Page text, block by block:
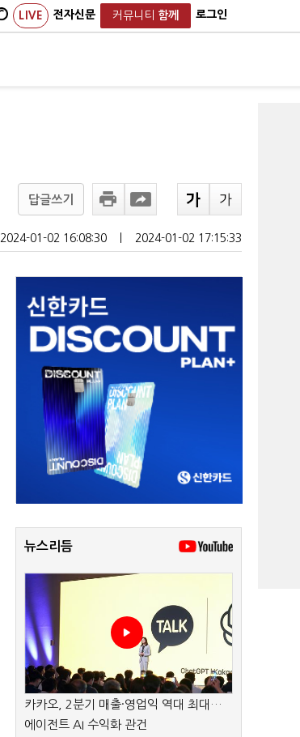
LIVE 전자신문 커뮤니티 함께 로그인
답글쓰기
2024-01-02 16:08:30 2024-01-02 17:15:33
뉴스리듬
카카오, 2분기 매출·영업익 역대 최대…
에이전트 AI 수익화 관건